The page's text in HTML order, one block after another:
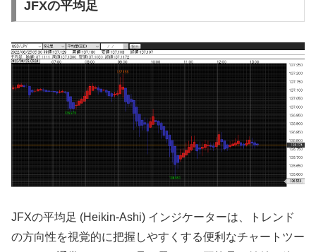
JFXの平均足
JFXの平均足 (Heikin-Ashi) インジケーターは、トレンド
の方向性を視覚的に把握しやすくする便利なチャートツー